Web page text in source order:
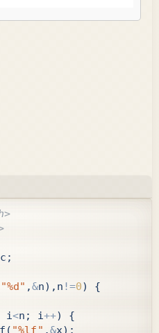
c ;
"%d" ,&n), n !=0)
{
i<n ; i++)
{
( "%lf" ,&x);